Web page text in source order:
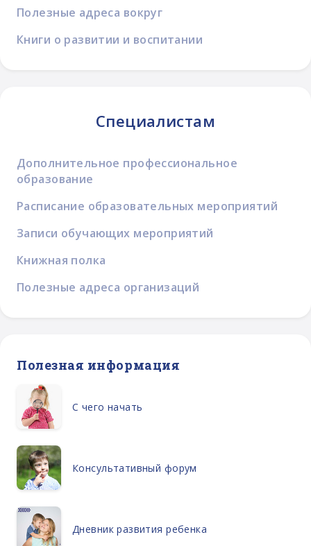
Полезные адреса вокруг
Книги о развитии и воспитании
Специалистам
Дополнительное профессиональное
образование
Расписание образовательных мероприятий
Записи обучающих мероприятий
Книжная полка
Полезные адреса организаций
Полезная информация
С чего начать
Консультативный форум
Дневник развития ребенка